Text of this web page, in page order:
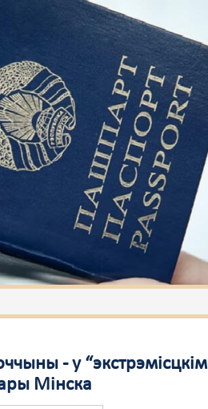
- у “экстрэмісцкім
Мінска